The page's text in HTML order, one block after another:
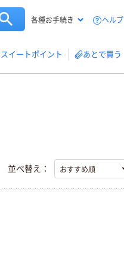
各種お手続き ヘルプ
スイートポイント あとで買う
並べ替え：